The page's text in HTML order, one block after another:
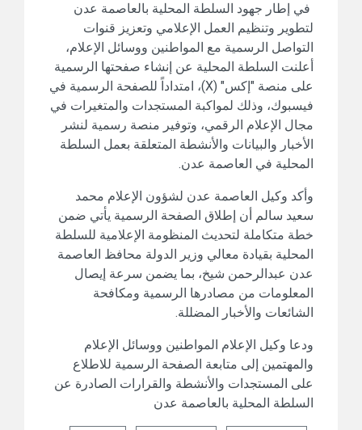
​ في إطار جهود السلطة المحلية بالعاصمة عدن
لتطوير وتنظيم العمل الإعلامي وتعزيز قنوات
التواصل الرسمية مع المواطنين ووسائل الإعلام،
أعلنت السلطة المحلية عن إنشاء صفحتها الرسمية
على منصة "إكس" (X)، امتداداً للصفحة الرسمية في
فيسبوك، وذلك لمواكبة المستجدات والمتغيرات في
مجال الإعلام الرقمي، وتوفير منصة رسمية لنشر
الأخبار والبيانات والأنشطة المتعلقة بعمل السلطة
المحلية في العاصمة عدن.
وأكد وكيل العاصمة عدن لشؤون الإعلام محمد
سعيد سالم أن إطلاق الصفحة الرسمية يأتي ضمن
خطة متكاملة لتحديث المنظومة الإعلامية للسلطة
المحلية بقيادة معالي وزير الدولة محافظ العاصمة
عدن عبدالرحمن شيخ، بما يضمن سرعة إيصال
المعلومات من مصادرها الرسمية ومكافحة
الشائعات والأخبار المضللة.
ودعا وكيل الإعلام المواطنين ووسائل الإعلام
والمهتمين إلى متابعة الصفحة الرسمية للاطلاع
على المستجدات والأنشطة والقرارات الصادرة عن
السلطة المحلية بالعاصمة عدن